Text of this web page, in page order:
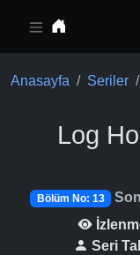
Anasayfa Seriler
Log
Bölüm No: 13
Seri